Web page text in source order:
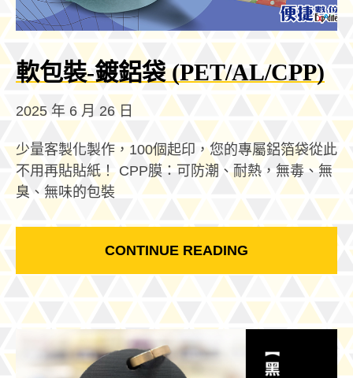
軟包裝-鍍鋁袋 (PET/AL/CPP)
2025 年 6 月 26 日
少量客製化製作，100個起印，您的專屬鋁箔袋從此
不用再貼貼紙！ CPP膜：可防潮、耐熱，無毒、無
臭、無味的包裝
CONTINUE READING